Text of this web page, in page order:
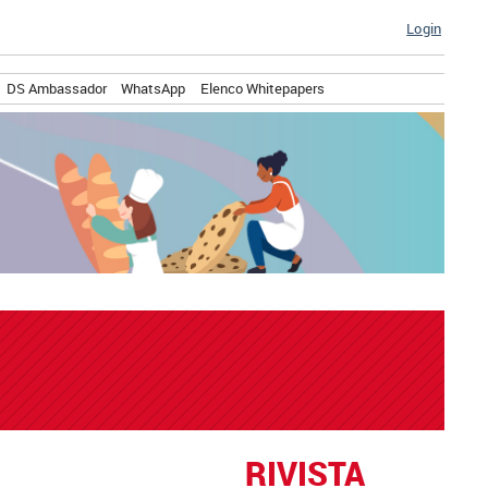
Login
DS Ambassador WhatsApp Elenco Whitepapers
RIVISTA